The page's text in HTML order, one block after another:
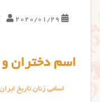
2020/01/29
اسم دختران و
اسامی زنان تاریخ